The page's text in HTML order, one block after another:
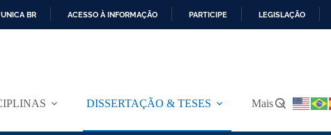
A
O
BR ACESSO À INFORMAÇÃO PARTICIPE LEGISLAÇÃO
DISSERTAÇÃO & TESES Mais